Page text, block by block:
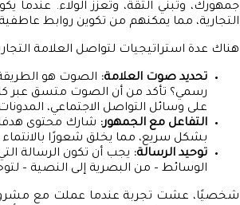
جمهورك، وتبني الثقة، وتعزز الولاء.
التجارية، مما يمكنهم من تكوين روابط
هناك عدة استراتيجيات لتواصل العلامة
تحديد صوت العلامة: الصوت هو الطريقة
رسمي؟ تأكد من أن الصوت متسق عبر
على وسائل التواصل الاجتماعي، المدونات،
التفاعل مع الجمهور: شارك محتوى
بشكل سريع، مما يخلق شعورًا بالانتماء
توحيد الرسالة: يجب أن تكون الرسالة
الوسائط – من البصرية إلى النصية –
شخصيًا، عشت تجربة عندما عملت مع